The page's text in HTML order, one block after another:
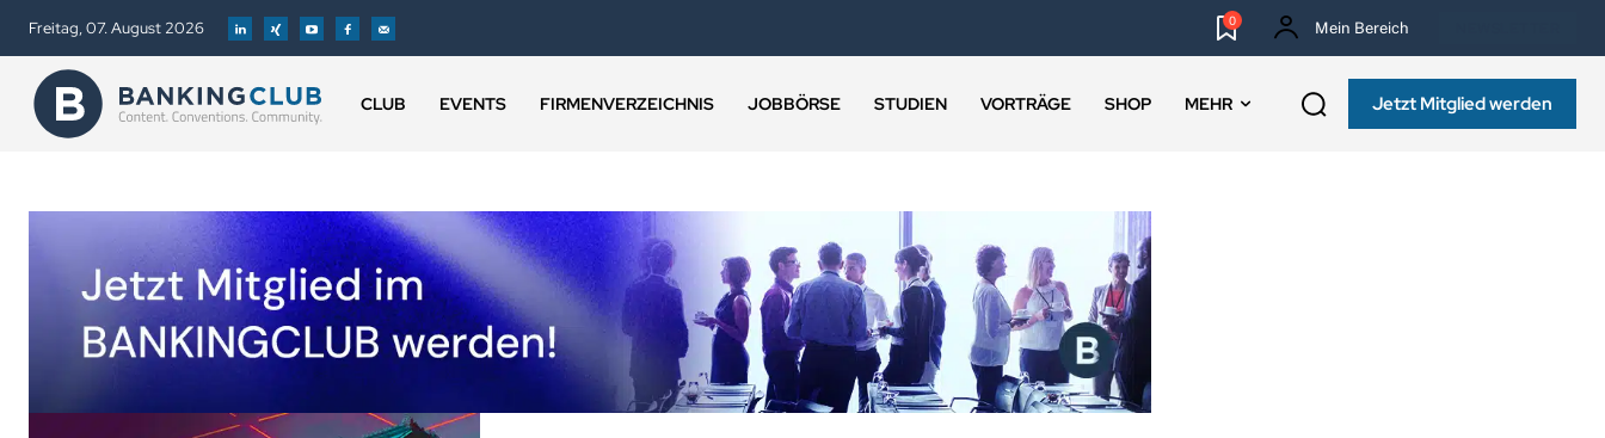
Freitag, 07. August 2026 0 Mein Bereich
CLUB EVENTS FIRMENVERZEICHNIS JOBBÖRSE STUDIEN VORTRÄGE SHOP MEHR Jetzt Mitglied werden